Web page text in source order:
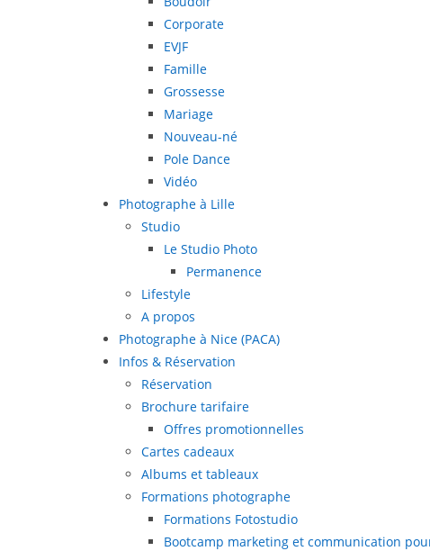
Corporate
EVJF
Famille
Grossesse
Mariage
Nouveau-né
Pole Dance
Vidéo
Photographe à Lille
Studio
Le Studio Photo
Permanence
Lifestyle
A propos
Photographe à Nice (PACA)
Infos & Réservation
Réservation
Brochure tarifaire
Offres promotionnelles
Cartes cadeaux
Albums et tableaux
Formations photographe
Formations Fotostudio
Bootcamp marketing et communication